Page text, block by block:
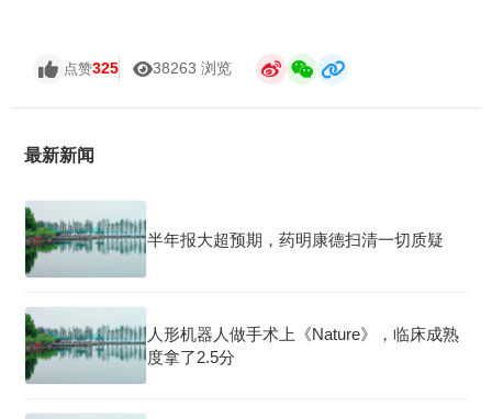
点赞325 38263 浏览
最新新闻
半年报大超预期，药明康德扫清一切质疑
人形机器人做手术上《Nature》，临床成熟
度拿了2.5分